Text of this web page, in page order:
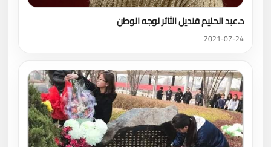
د.عبد الحليم قنديل الثائر لوجه الوطن
2021-07-24